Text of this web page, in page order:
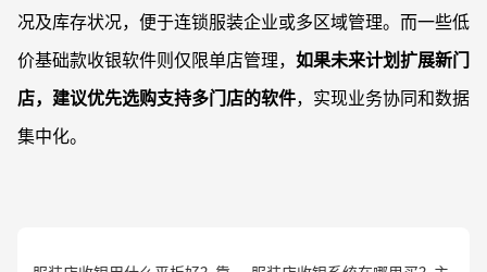
况及库存状况，便于连锁服装企业或多区域管理。而一些低
价基础款收银软件则仅限单店管理， 如果未来计划扩展新门
店，建议优先选购支持多门店的软件，实现业务协同和数据
集中化。